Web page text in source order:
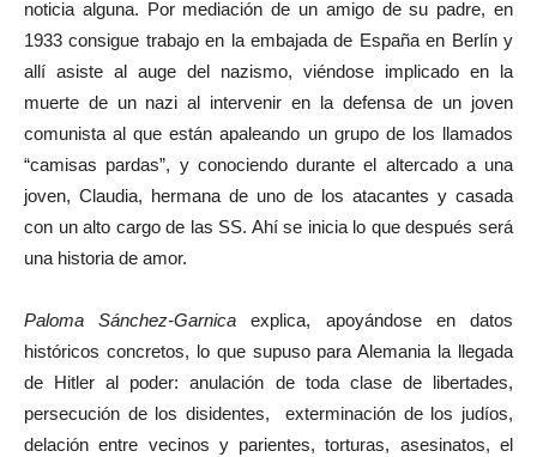
noticia alguna. Por mediación de un amigo de su padre, en
1933 consigue trabajo en la embajada de España en Berlín y
allí asiste al auge del nazismo, viéndose implicado en la
muerte de un nazi al intervenir en la defensa de un joven
comunista al que están apaleando un grupo de los llamados
“camisas pardas”, y conociendo durante el altercado a una
joven, Claudia, hermana de uno de los atacantes y casada
con un alto cargo de las SS. Ahí se inicia lo que después será
una historia de amor.
Paloma Sánchez-Garnica explica, apoyándose en datos
históricos concretos, lo que supuso para Alemania la llegada
de Hitler al poder: anulación de toda clase de libertades,
persecución de los disidentes, exterminación de los judíos,
delación entre vecinos y parientes, torturas, asesinatos, el